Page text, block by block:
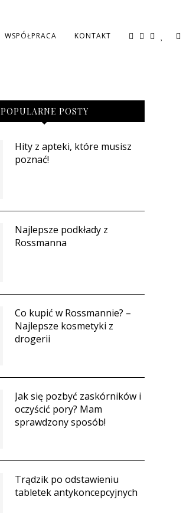
WSPÓŁPRACA KONTAKT
POPULARNE POSTY
Hity z apteki, które musisz
poznać!
Najlepsze podkłady z
Rossmanna
Co kupić w Rossmannie? –
Najlepsze kosmetyki z
drogerii
Jak się pozbyć zaskórników i
oczyścić pory? Mam
sprawdzony sposób!
Trądzik po odstawieniu
tabletek antykoncepcyjnych